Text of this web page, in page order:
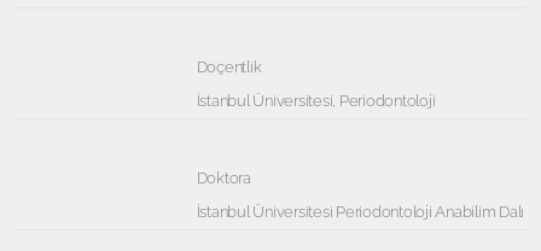
Doçentlik
İstanbul Üniversitesi, Periodontoloji
Doktora
İstanbul Üniversitesi Periodontoloji Anabilim Dalı